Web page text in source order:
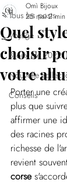
Tous les posts
Voyage
Bijoux été 2022
Nouvelle
Conseils
Quel
choisir
votre
Omì Bijoux
25 mai2
Porter une
plus que
affirmer une
des racines
richesse de
revient
corse